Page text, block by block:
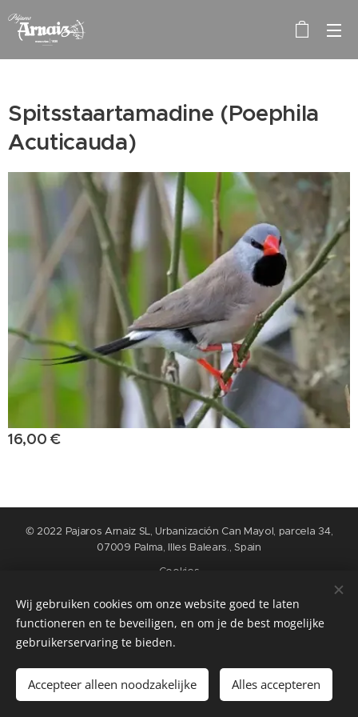
Spitsstaartamadine (Poephila
Acuticauda)
16,00 €
Toevoegen aan de winkelwagen
© 2022 Pajaros Arnaiz SL, Urbanización Can Mayol, parcela 34,
07009 Palma, Illes Balears., Spain
Cookies
Talen
Nederlands
English Español Français
Wij gebruiken cookies om onze website goed te laten
functioneren en te beveiligen, en om je de best mogelijke
gebruikerservaring te bieden.
Accepteer alleen noodzakelijke Alles accepteren